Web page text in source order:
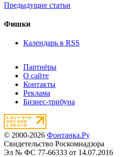
Предыдущие статьи
Фишки
Календарь в RSS
Партнёры
О сайте
Контакты
Реклама
Бизнес-трибуна
© 2000-2026 Фонтанка.Ру
Свидетельство Роскомнадзора
Эл № ФС 77-66333 от 14.07.2016